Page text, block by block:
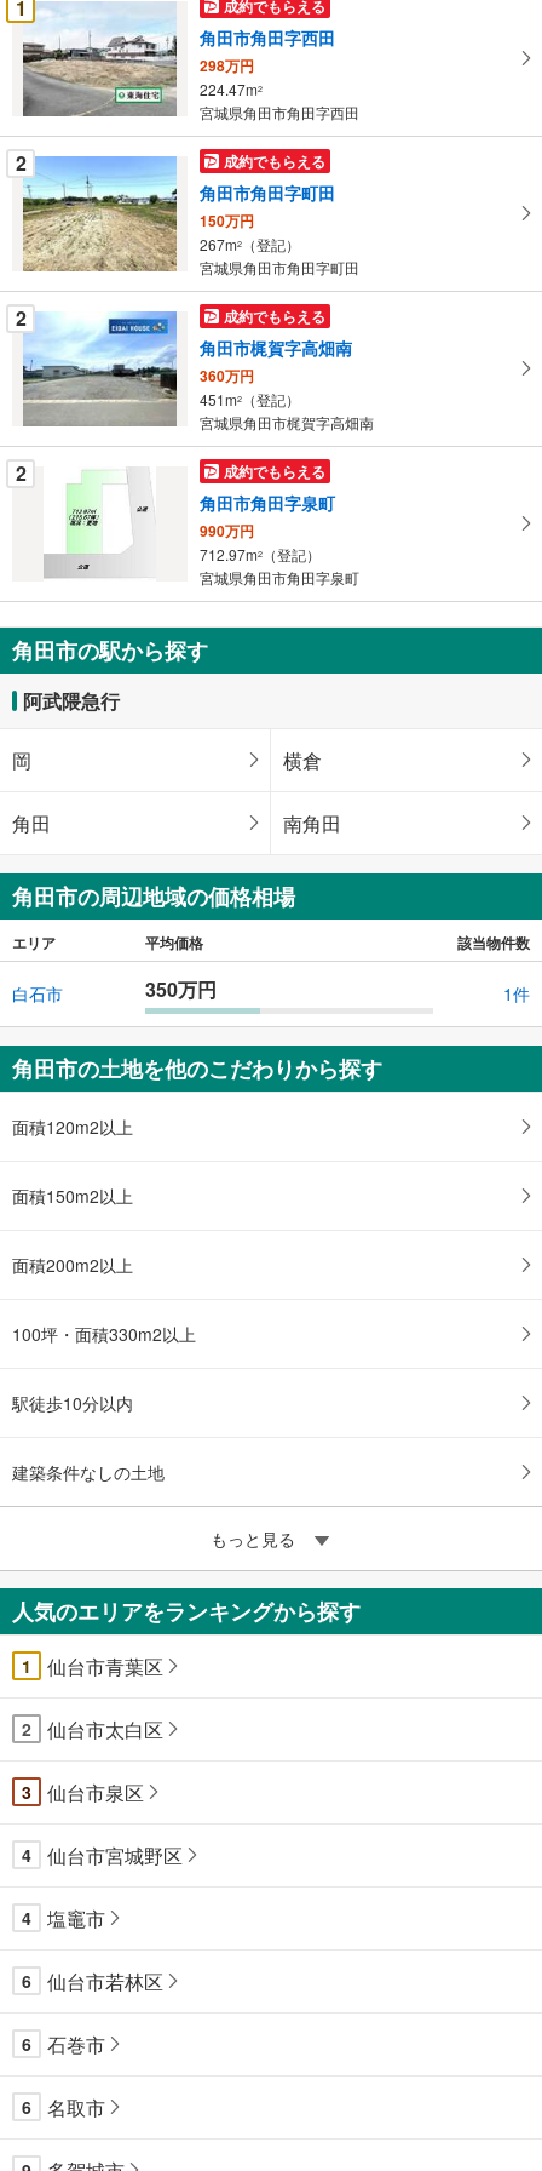
け
取
る
・
件
を
マ
イ
ペ
ー
ジ
に
保
存
す
る
1 成約でもらえる
角田市角田字西田
298万円
224.47m2
宮城県角田市角田字西田
2 成約でもらえる
角田市角田字町田
150万円
267m2
（登記）
宮城県角田市角田字町田
2 成約でもらえる
角田市梶賀字高畑南
360万円
451m2
（登記）
宮城県角田市梶賀字高畑南
2 成約でもらえる
角田市角田字泉町
990万円
712.97m2
（登記）
宮城県角田市角田字泉町
角田市の駅から探す
阿武隈急行
岡 横倉
角田 南角田
角田市の周辺地域の価格相場
エリア 平均価格 該当物件数
白石市 350万円 1件
角田市の土地を他のこだわりから探す
面積120m2以上
面積150m2以上
面積200m2以上
100坪・面積330m2以上
駅徒歩10分以内
建築条件なしの土地
もっと見る
人気のエリアをランキングから探す
1 仙台市青葉区
2 仙台市太白区
3 仙台市泉区
4 仙台市宮城野区
4 塩竈市
6 仙台市若林区
6 石巻市
6 名取市